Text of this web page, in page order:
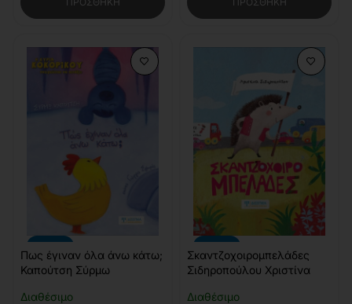
-10%
Διαθέσιμο
Πως έγιναν όλα άνω κάτω;
Καπούτση Σύρμω
-10%
Διαθέσιμο
Σκαντζοχοιρομπελάδες
Σιδηροπούλου Χριστίνα